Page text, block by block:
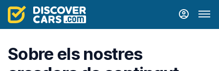
Sobre els nostres